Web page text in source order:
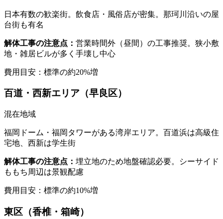
日本有数の歓楽街。飲食店・風俗店が密集。那珂川沿いの屋
台街も有名
解体工事の注意点： 営業時間外（昼間）の工事推奨。狭小敷
地・雑居ビルが多く手壊し中心
費用目安：標準の約20%増
百道・西新エリア（早良区）
混在地域
福岡ドーム・福岡タワーがある湾岸エリア。百道浜は高級住
宅地、西新は学生街
解体工事の注意点： 埋立地のため地盤確認必要。シーサイド
ももち周辺は景観配慮
費用目安：標準の約10%増
東区（香椎・箱崎）